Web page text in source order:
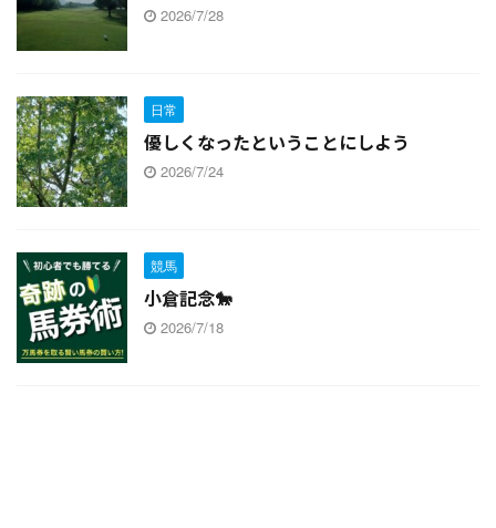
2026/7/28
日常
優しくなったということにしよう
2026/7/24
競馬
小倉記念🐎
2026/7/18